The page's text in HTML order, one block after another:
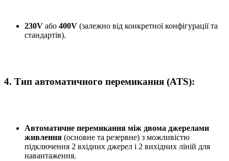
230V або 400V (залежно від конкретної конфігурації та
стандартів).
4. Тип автоматичного перемикання (ATS):
Автоматичне перемикання між двома джерелами
живлення (основне та резервне) з можливістю
підключення 2 вхідних джерел і 2 вихідних ліній для
навантаження.